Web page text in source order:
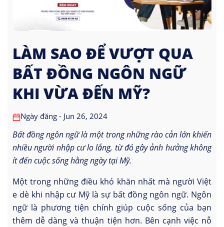
LÀM SAO ĐỂ VƯỢT QUA
BẤT ĐỒNG NGÔN NGỮ
KHI VỪA ĐẾN MỸ?
Ngày đăng - Jun 26, 2024
Bất đồng ngôn ngữ là một trong những rào cản lớn khiến
nhiều người nhập cư lo lắng, từ đó gây ảnh hưởng không
ít đến cuộc sống hằng ngày tại Mỹ.
Một trong những điều khó khăn nhất mà người Việt
e dè khi nhập cư Mỹ là sự bất đồng ngôn ngữ. Ngôn
ngữ là phương tiện chính giúp cuộc sống của bạn
thêm dễ dàng và thuận tiện hơn. Bên cạnh việc nỗ